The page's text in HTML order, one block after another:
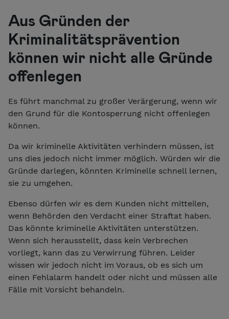
Aus Gründen der
Kriminalitätsprävention
können wir nicht alle Gründe
offenlegen
Es führt manchmal zu großer Verärgerung, wenn wir
den Grund für die Kontosperrung nicht offenlegen
können.
Da wir kriminelle Aktivitäten verhindern müssen, ist
uns dies jedoch nicht immer möglich. Würden wir die
Gründe darlegen, könnten Kriminelle schnell lernen,
sie zu umgehen.
Ebenso dürfen wir es dem Kunden nicht mitteilen,
wenn Behörden den Verdacht einer Straftat haben.
Das könnte kriminelle Aktivitäten unterstützen.
Wenn sich herausstellt, dass kein Verbrechen
vorliegt, kann das zu Verwirrung führen. Leider
wissen wir jedoch nicht im Voraus, ob es sich um
einen Fehlalarm handelt oder nicht und müssen alle
Fälle mit Vorsicht behandeln.